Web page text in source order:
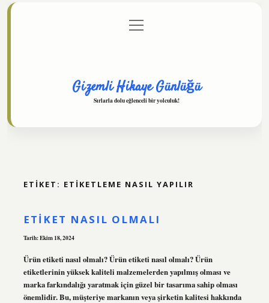
Gizlilik Politikası
menüyü
aç
Gizemli Hikaye Günlüğü
Sırlarla dolu eğlenceli bir yolculuk!
ETIKET: ETIKETLEME NASIL YAPILIR
ETIKET NASIL OLMALI
Tarih: Ekim 18, 2024
Ürün etiketi nasıl olmalı? Ürün etiketi nasıl olmalı? Ürün
etiketlerinin yüksek kaliteli malzemelerden yapılmış olması ve
marka farkındalığı yaratmak için güzel bir tasarıma sahip olması
önemlidir. Bu, müşteriye markanın veya şirketin kalitesi hakkında